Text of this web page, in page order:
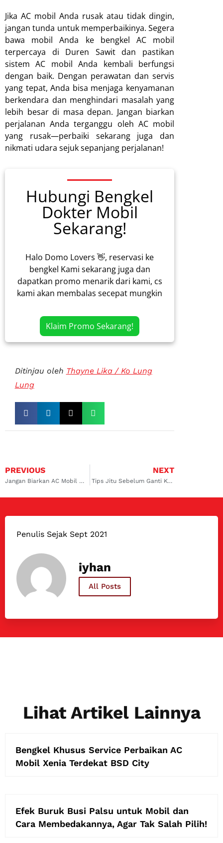
Jika AC mobil Anda rusak atau tidak dingin,
jangan tunda untuk memperbaikinya. Segera
bawa mobil Anda ke bengkel AC mobil
terpercaya di Duren Sawit dan pastikan
sistem AC mobil Anda kembali berfungsi
dengan baik. Dengan perawatan dan servis
yang tepat, Anda bisa menjaga kenyamanan
berkendara dan menghindari masalah yang
lebih besar di masa depan. Jangan biarkan
perjalanan Anda terganggu oleh AC mobil
yang rusak—perbaiki sekarang juga dan
nikmati udara sejuk sepanjang perjalanan!
Hubungi Bengkel
Dokter Mobil
Sekarang!
Halo Domo Lovers 👋, reservasi ke
bengkel Kami sekarang juga dan
dapatkan promo menarik dari kami, cs
kami akan membalas secepat mungkin
Klaim Promo Sekarang!
Ditinjau oleh Thayne Lika / Ko Lung
Lung
PREVIOUS
Jangan Biarkan AC Mobil Anda Rusak, Temukan Bengkel AC Mobil terdekat dan Terbaik di Duren Sawit
NEXT
Tips Jitu Sebelum Ganti Kompresor AC Mobil di Bengkel AC Mobil Pesanggrahan?
Penulis Sejak Sept 2021
iyhan
All Posts
Lihat Artikel Lainnya
Bengkel Khusus Service Perbaikan AC
Mobil Xenia Terdekat BSD City
Efek Buruk Busi Palsu untuk Mobil dan
Cara Membedakannya, Agar Tak Salah Pilih!